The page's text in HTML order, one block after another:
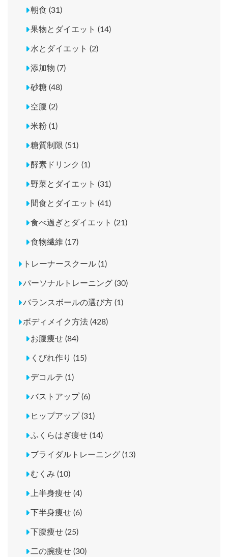
朝食 (31)
果物とダイエット (14)
水とダイエット (2)
添加物 (7)
砂糖 (48)
空腹 (2)
米粉 (1)
糖質制限 (51)
酵素ドリンク (1)
野菜とダイエット (31)
間食とダイエット (41)
食べ過ぎとダイエット (21)
食物繊維 (17)
トレーナースクール (1)
パーソナルトレーニング (30)
バランスボールの選び方 (1)
ボディメイク方法 (428)
お腹痩せ (84)
くびれ作り (15)
デコルテ (1)
バストアップ (6)
ヒップアップ (31)
ふくらはぎ痩せ (14)
ブライダルトレーニング (13)
むくみ (10)
上半身痩せ (4)
下半身痩せ (6)
下腹痩せ (25)
二の腕痩せ (30)